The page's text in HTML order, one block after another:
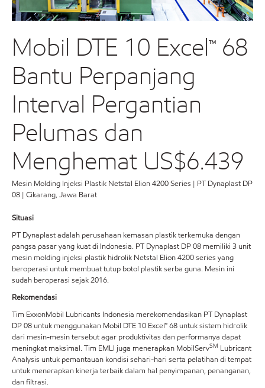
Mobil DTE 10 Excel™ 68
Bantu Perpanjang
Interval Pergantian
Pelumas dan
Menghemat US$6.439
Mesin Molding Injeksi Plastik Netstal Elion 4200 Series | PT Dynaplast DP
08 | Cikarang, Jawa Barat
Situasi
PT Dynaplast adalah perusahaan kemasan plastik terkemuka dengan
pangsa pasar yang kuat di Indonesia. PT Dynaplast DP 08 memiliki 3 unit
mesin molding injeksi plastik hidrolik Netstal Elion 4200 series yang
beroperasi untuk membuat tutup botol plastik serba guna. Mesin ini
sudah beroperasi sejak 2016.
Rekomendasi
Tim ExxonMobil Lubricants Indonesia merekomendasikan PT Dynaplast
DP 08 untuk menggunakan Mobil DTE 10 Excel™ 68 untuk sistem hidrolik
dari mesin-mesin tersebut agar produktivitas dan performanya dapat
meningkat maksimal. Tim EMLI juga menerapkan MobilServSM Lubricant
Analysis untuk pemantauan kondisi sehari-hari serta pelatihan di tempat
untuk menerapkan kinerja terbaik dalam hal penyimpanan, penanganan,
dan filtrasi.